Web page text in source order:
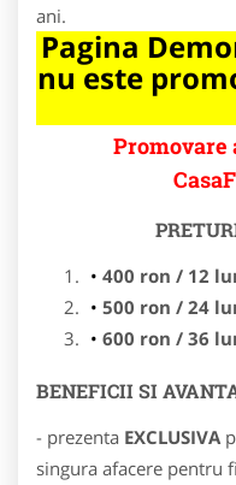
ani.
Pagina
nu este
Promovare
400 ron / 12
500 ron / 24
600 ron / 36
BENEFICII SI
- prezenta EXCLUSIVA
singura afacere pentru